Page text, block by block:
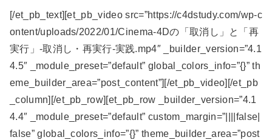
[/et_pb_text][et_pb_video src=”https://c4dstudy.com/wp-c
ontent/uploads/2022/01/Cinema-4Dの「取消し」と「再
実行」-取消し・再実行-実践.mp4″ _builder_version=”4.1
4.5″ _module_preset=”default” global_colors_info=”{}” th
eme_builder_area=”post_content”][/et_pb_video][/et_pb
_column][/et_pb_row][et_pb_row _builder_version=”4.1
4.4″ _module_preset=”default” custom_margin=”||||false|
false” global_colors_info=”{}” theme_builder_area=”post